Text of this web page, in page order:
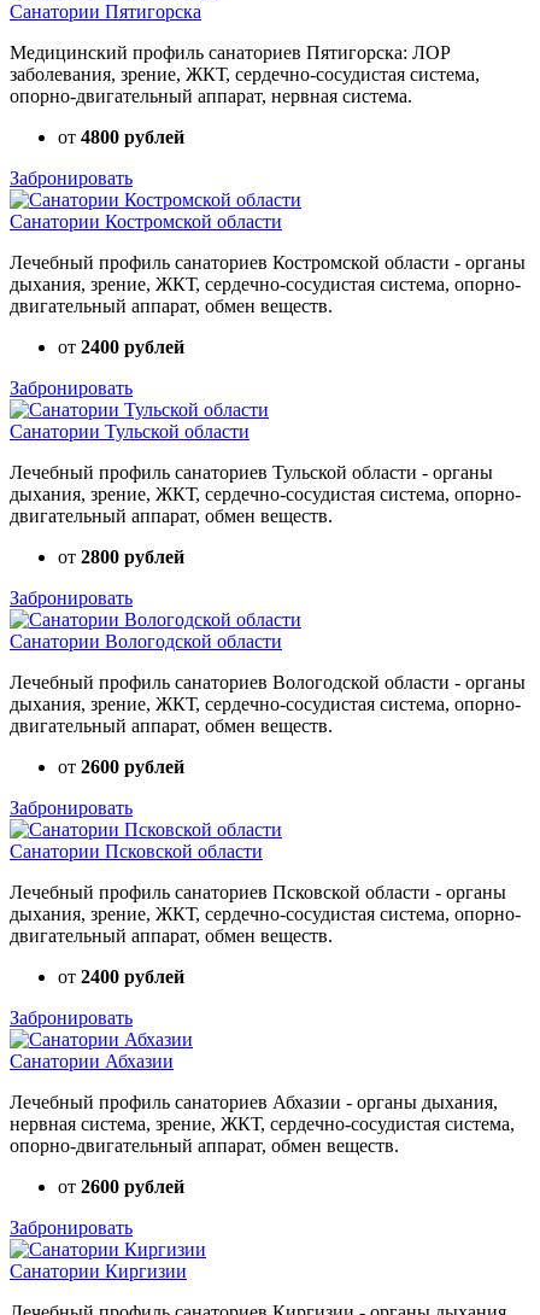
Санатории Пятигорска
Медицинский профиль санаториев Пятигорска: ЛОР
заболевания, зрение, ЖКТ, сердечно-сосудистая система,
опорно-двигательный аппарат, нервная система.
от 4800 рублей
Забронировать
Санатории Костромской области
Лечебный профиль санаториев Костромской области - органы
дыхания, зрение, ЖКТ, сердечно-сосудистая система, опорно-
двигательный аппарат, обмен веществ.
от 2400 рублей
Забронировать
Санатории Тульской области
Лечебный профиль санаториев Тульской области - органы
дыхания, зрение, ЖКТ, сердечно-сосудистая система, опорно-
двигательный аппарат, обмен веществ.
от 2800 рублей
Забронировать
Санатории Вологодской области
Лечебный профиль санаториев Вологодской области - органы
дыхания, зрение, ЖКТ, сердечно-сосудистая система, опорно-
двигательный аппарат, обмен веществ.
от 2600 рублей
Забронировать
Санатории Псковской области
Лечебный профиль санаториев Псковской области - органы
дыхания, зрение, ЖКТ, сердечно-сосудистая система, опорно-
двигательный аппарат, обмен веществ.
от 2400 рублей
Забронировать
Санатории Абхазии
Лечебный профиль санаториев Абхазии - органы дыхания,
нервная система, зрение, ЖКТ, сердечно-сосудистая система,
опорно-двигательный аппарат, обмен веществ.
от 2600 рублей
Забронировать
Санатории Киргизии